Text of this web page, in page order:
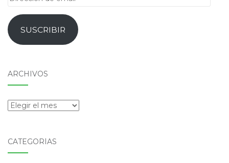
emailSUSCRIBIR
ARCHIVOS
Archivos
CATEGORÍAS